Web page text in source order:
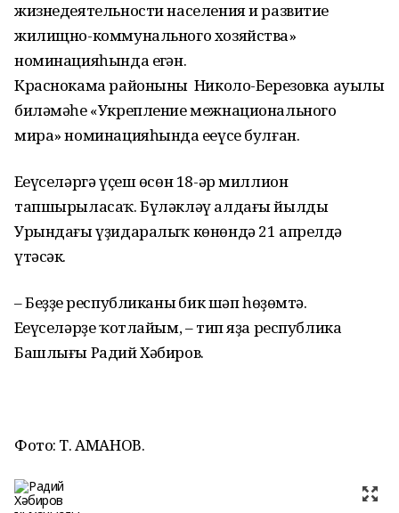
жизнедеятельности населения и развитие
жилищно-коммунального хозяйства»
номинацияһында еңгән.
Краснокама районының Николо-Березовка ауылы
биләмәһе «Укрепление межнационального
мира» номинацияһында еңеүсе булған.
Еңеүселәргә үҫеш өсөн 18-әр миллион
тапшырыласаҡ. Бүләкләү алдағы йылдың
Урындағы үҙидаралыҡ көнөндә 21 апрелдә
үтәсәк.
– Беҙҙең республиканың бик шәп һөҙөмтә.
Еңеүселәрҙе ҡотлайым, – тип яҙа республика
Башлығы Радий Хәбиров.
Фото: Т. АМАНОВ.